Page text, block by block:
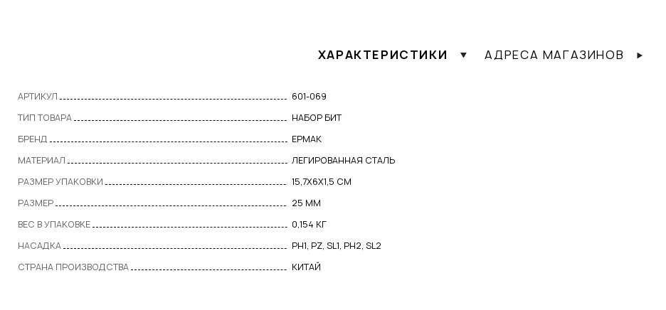
ХАРАКТЕРИСТИКИ
АРТИКУЛ
601-069
ТИП ТОВАРА
НАБОР БИТ
БРЕНД
ЕРМАК
МАТЕРИАЛ
ЛЕГИРОВАННАЯ СТАЛЬ
РАЗМЕР УПАКОВКИ
15,7X6X1,5 СМ
РАЗМЕР
25 ММ
ВЕС В УПАКОВКЕ
0,154 КГ
НАСАДКА
PH1, PZ, SL1, PH2, SL2
СТРАНА ПРОИЗВОДСТВА
КИТАЙ
АДРЕСА МАГАЗИНОВ